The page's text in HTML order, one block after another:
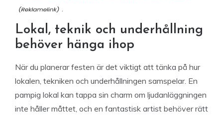
.
Lokal, teknik och underhållning
behöver hänga ihop
När du planerar festen är det viktigt att tänka på hur
lokalen, tekniken och underhållningen samspelar. En
pampig lokal kan tappa sin charm om ljudanläggningen
inte håller måttet, och en fantastisk artist behöver rätt